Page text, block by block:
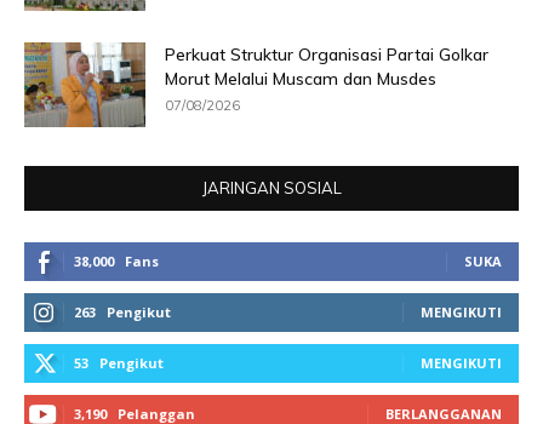
Perkuat Struktur Organisasi Partai Golkar
Morut Melalui Muscam dan Musdes
07/08/2026
JARINGAN SOSIAL
38,000 Fans SUKA
263 Pengikut MENGIKUTI
53 Pengikut MENGIKUTI
3,190 Pelanggan BERLANGGANAN